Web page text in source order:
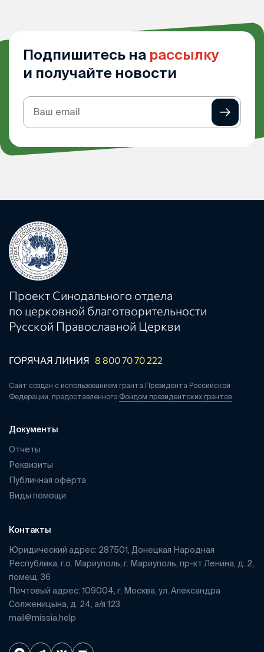
Подпишитесь на рассылку
и получайте новости
Подписка
на
Проект Синодального отдела
по церковной благотворительности
Русской Православной Церкви
ГОРЯЧАЯ ЛИНИЯ 8 800 70 70 222
Сайт создан с использованием гранта Президента Российской
Федерации, предоставленного Фондом президентских грантов
Документы
Отчеты
Реквизиты
Публичная оферта
Виды помощи
Контакты
Юридический адрес: 287501, Донецкая Народная
Республика, г.о. Мариуполь, г. Мариуполь, пр-кт Ленина, д. 2,
помещ. 36
Почтовый адрес: 109004, г. Москва, ул. Александра
Солженицына, д. 24, а/я 123
mail@missia.help